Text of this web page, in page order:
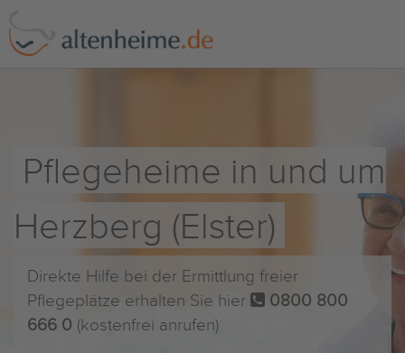
Pflegeheime in und um
Herzberg (Elster)
Direkte Hilfe bei der Ermittlung freier
Pflegeplätze erhalten Sie hier
0800 800
666 0 (kostenfrei anrufen)